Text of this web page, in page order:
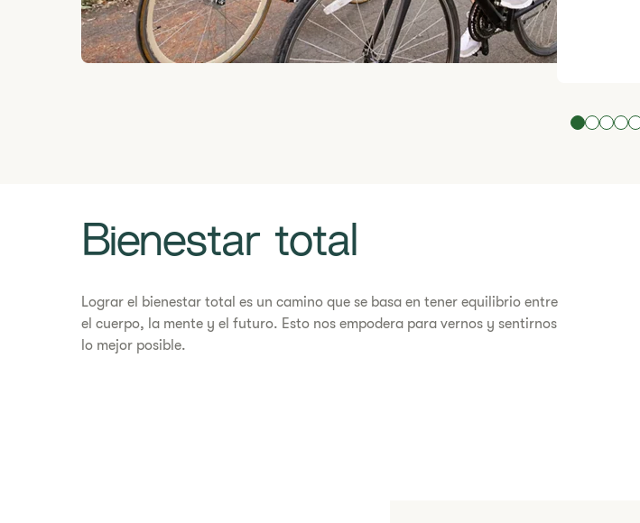
Bienestar total
Lograr el bienestar total es un camino que se basa en tener equilibrio entre
el cuerpo, la mente y el futuro. Esto nos empodera para vernos y sentirnos
lo mejor posible.